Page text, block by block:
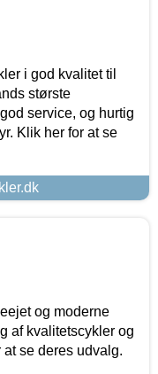
i god kvalitet til
største
service, og hurtig
Klik her for at se
og moderne
af kvalitetscykler og
se deres udvalg.